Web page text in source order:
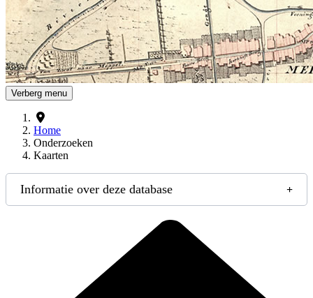
Verberg menu
Home
Onderzoeken
Kaarten
Informatie over deze database